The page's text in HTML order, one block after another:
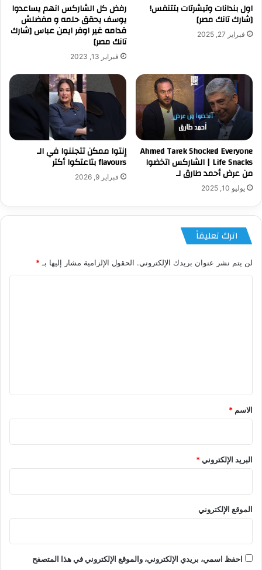
اول بندانات وتيشرتات بتتنفس!
[شارك تانك مصر]
فبراير 27, 2025
رفض كل الشاركس انهم يساعدوا
يوسف يحقق حلمه و مفضلش
قدامه غير اوفر ايمن عباس [شارك
تانك مصر]
فبراير 13, 2023
Ahmed Tarek Shocked Everyone
| Life Snacks الشاركس اتخضوا
من عرض أحمد طارق لـ
يوليو 10, 2025
إنتوا ممكن تتجننوا في الـ
flavours بتاعتكوا أكتر
فبراير 9, 2026
اترك تعليقاً
لن يتم نشر عنوان بريدك الإلكتروني. الحقول الإلزامية مشار إليها بـ *
*
الاسم *
البريد الإلكتروني*
الموقع الإلكتروني
احفظ اسمي، بريدي الإلكتروني، والموقع الإلكتروني في هذا المتصفح